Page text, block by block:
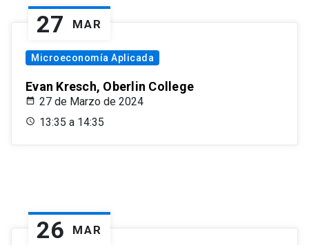
27 MAR
Microeconomía Aplicada
Evan Kresch, Oberlin College
27 de Marzo de 2024
13:35 a 14:35
26 MAR